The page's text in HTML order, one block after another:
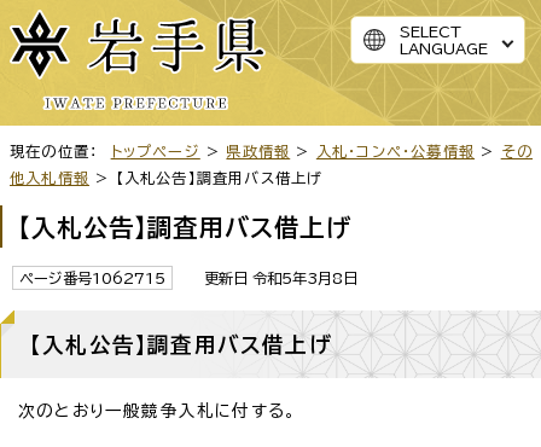
SELECT
LANGUAGE
現在の位置： トップページ > 県政情報 > 入札・コンペ・公募情報 >
その
他入札情報 > 【入札公告】調査用バス借上げ
【入札公告】調査用バス借上げ
ページ番号1062715 更新日 令和5年3月8日
【入札公告】調査用バス借上げ
次のとおり一般競争入札に付する。